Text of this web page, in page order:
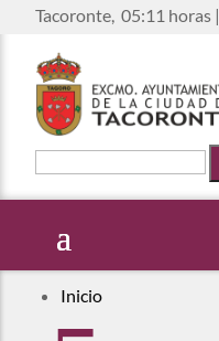
Tacoronte, 05:11 horas |
Inicio